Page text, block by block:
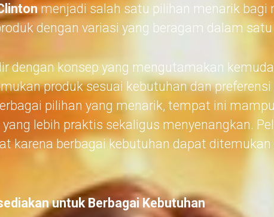
menjadi salah satu pilihan menarik bagi
dengan variasi yang beragam dalam
dengan konsep yang mengutamakan
produk sesuai kebutuhan dan
pilihan yang menarik, tempat ini
lebih praktis sekaligus menyenangkan.
karena berbagai kebutuhan dapat ditemukan
untuk Berbagai Kebutuhan